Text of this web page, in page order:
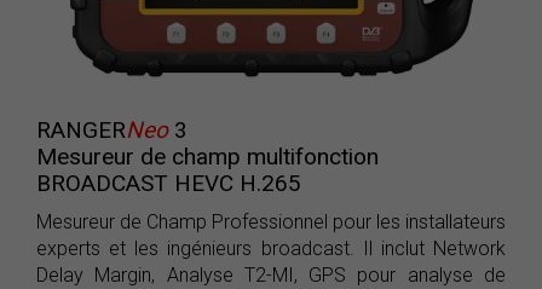
RANGERNeo3
Mesureur de champ multifonction
BROADCAST HEVC H.265
Mesureur de Champ Professionnel pour les installateurs
experts et les ingénieurs broadcast. Il inclut Network
Delay Margin, Analyse T2-MI, GPS pour analyse de